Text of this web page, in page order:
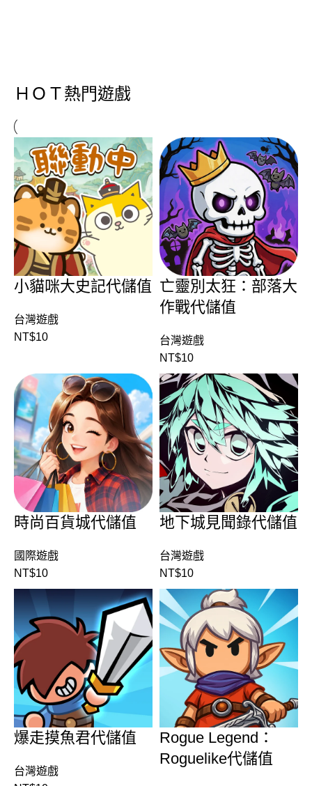
ＨＯＴ熱門遊戲
小貓咪大史記代儲值
台灣遊戲
NT$10
亡靈別太狂：部落大
作戰代儲值
台灣遊戲
NT$10
時尚百貨城代儲值
國際遊戲
NT$10
地下城見聞錄代儲值
台灣遊戲
NT$10
爆走摸魚君代儲值
台灣遊戲
Rogue Legend：
Roguelike代儲值